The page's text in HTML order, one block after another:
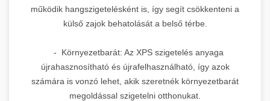
működik hangszigetelésként is, így segít csökkenteni a
külső zajok behatolását a belső térbe.
- Környezetbarát: Az XPS szigetelés anyaga
újrahasznosítható és újrafelhasználható, így azok
számára is vonzó lehet, akik szeretnék környezetbarát
megoldással szigetelni otthonukat.